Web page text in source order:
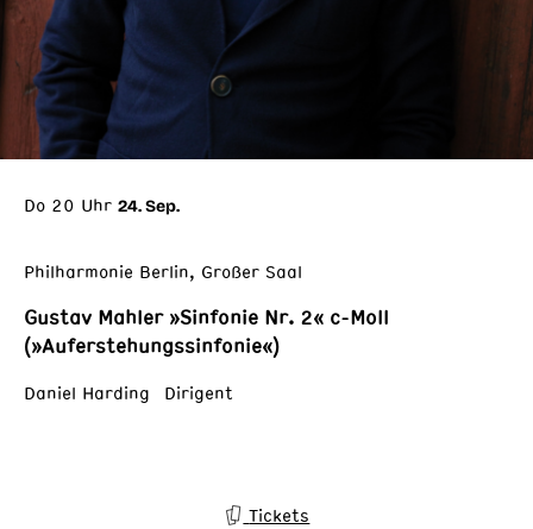
Do 20 Uhr 24. Sep.
Philharmonie Berlin, Großer Saal
Gustav Mahler »Sinfonie Nr. 2« c-Moll
(»Auferstehungssinfonie«)
Daniel Harding Dirigent
Tickets